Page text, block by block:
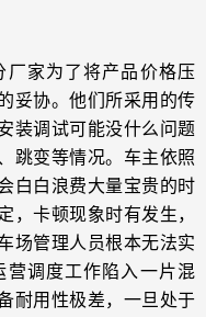
家为了将产品价格压
妥协。他们所采用的传
装调试可能没什么问题
跳变等情况。车主依照
白白浪费大量宝贵的时
卡顿现象时有发生，
场管理人员根本无法实
调度工作陷入一片混
耐用性极差，一旦处于